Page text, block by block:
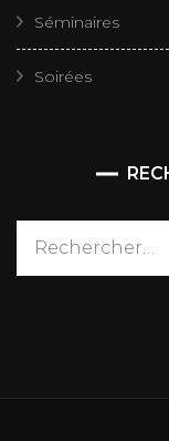
Séminaires
Soirées
Rechercher :